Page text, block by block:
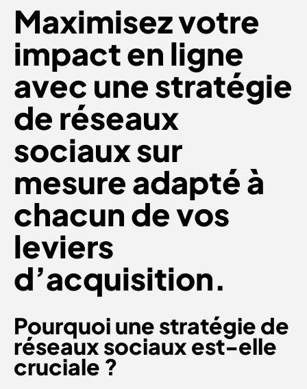
Maximisez votre
impact en ligne
avec une stratégie
de réseaux
sociaux sur
mesure adapté à
chacun de vos
leviers
d’acquisition.
Pourquoi une stratégie de
réseaux sociaux est-elle
cruciale ?